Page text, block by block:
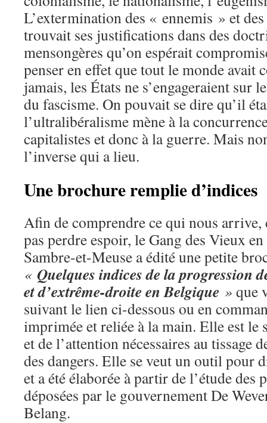
L’extermination des « ennemis » et
trouvait ses justifications dans des
mensongères qu’on espérait
penser en effet que tout le monde avait
jamais, les États ne s’engageraient sur
du fascisme. On pouvait se dire qu’il
l’ultralibéralisme mène à la
capitalistes et donc à la guerre. Mais
l’inverse qui a lieu.
Une brochure remplie d’indices
Afin de comprendre ce qui nous arrive,
pas perdre espoir, le Gang des Vieux
Sambre-et-Meuse a édité une petite
« Quelques indices de la progression
et d’extrême-droite en Belgique » que
suivant le lien ci-dessous ou en
imprimée et reliée à la main. Elle est le
et de l’attention nécessaires au tissage
des dangers. Elle se veut un outil pour
et a été élaborée à partir de l’étude
déposées par le gouvernement De
Belang.